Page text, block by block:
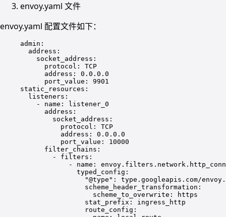
envoy.yaml 文件
envoy.yaml 配置文件如下：
admin :
address :
socket_address :
protocol : TCP
address : 0.0.0.0
port_value : 9901
static_resources :
listeners :
- name :
listener_0
address :
socket_address :
protocol : TCP
address : 0.0.0.0
port_value : 10000
filter_chains :
- filters :
- name :
typed_config :
"@type" : type.googleapis.com/
scheme_header_transformation :
scheme_to_overwrite :
https
stat_prefix : ingress_http
route_config :